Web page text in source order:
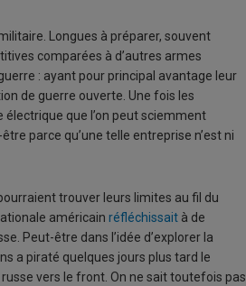
Longues à préparer, souvent
comparées à d’autres armes
: ayant pour principal avantage leur
de guerre ouverte. Une fois les
électrique que l’on peut sciemment
parce qu’une telle entreprise n’est ni
trouver leurs limites au fil du
américain réfléchissait à de
Peut-être dans l’idée d’explorer la
a piraté quelques jours plus tard le
vers le front. On ne sait toutefois pas